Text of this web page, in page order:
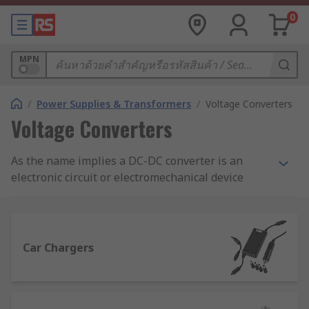
0
MPN
/ Power Supplies & Transformers / Voltage Converters
Voltage Converters
As the name implies a DC-DC converter is an
electronic circuit or electromechanical device
They are used where the operating voltage for
some electronic devices vary making it necessary
to provide a separate voltage for each device.
Car Chargers